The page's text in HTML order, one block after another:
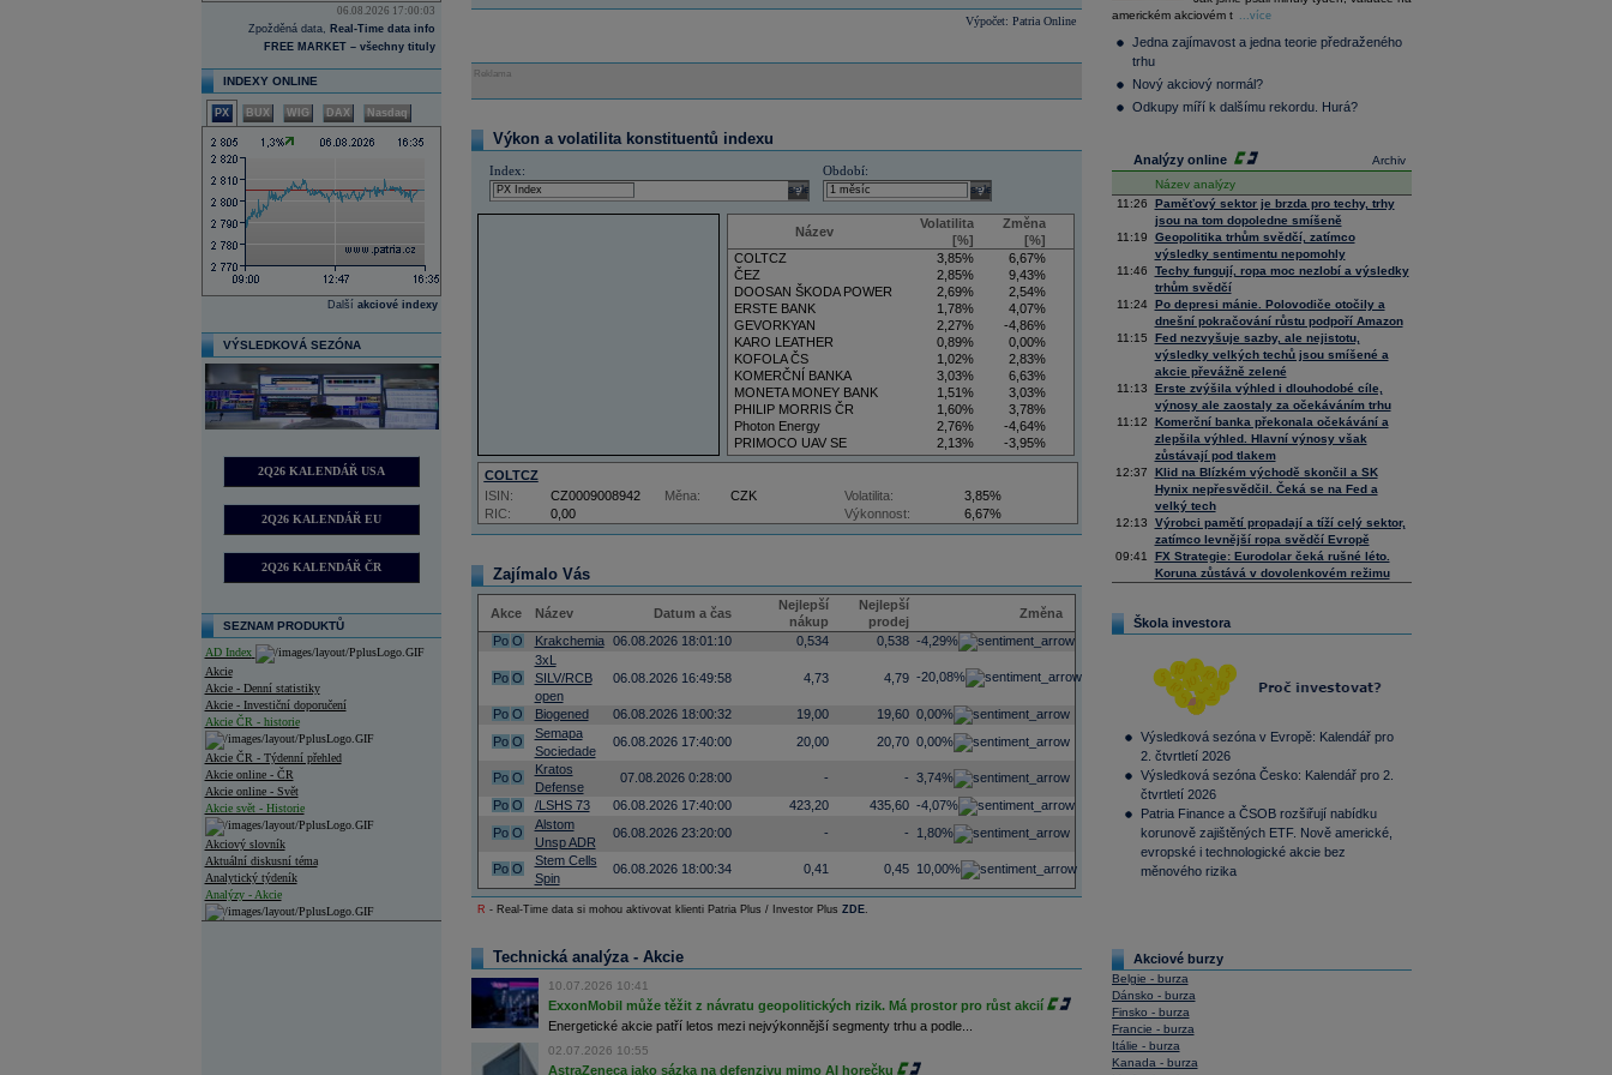
06.08.2026 17:00:03
Zpožděná data, Real-Time data info
FREE MARKET – všechny tituly
INDEXY ONLINE
PX BUX WIG DAX Nasdaq
Další akciové indexy
VÝSLEDKOVÁ SEZÓNA
2Q26 KALENDÁŘ USA
2Q26 KALENDÁŘ EU
2Q26 KALENDÁŘ ČR
SEZNAM PRODUKTŮ
AD Index
Akcie
Akcie - Denní statistiky
Akcie - Investiční doporučení
Akcie ČR - historie
Akcie ČR - Týdenní přehled
Akcie online - ČR
Akcie online - Svět
Akcie svět - Historie
Akciový slovník
Aktuální diskusní téma
Analytický týdeník
Analýzy - Akcie
Výpočet: Patria Online
Reklama
Výkon a volatilita konstituentů indexu
Index:
select
Období:
select
Název
Volatilita
[%]
Změna
[%]
COLTCZ
3,85%
6,67%
ČEZ
2,85%
9,43%
DOOSAN ŠKODA POWER
2,69%
2,54%
ERSTE BANK
1,78%
4,07%
GEVORKYAN
2,27%
-4,86%
KARO LEATHER
0,89%
0,00%
KOFOLA ČS
1,02%
2,83%
KOMERČNÍ BANKA
3,03%
6,63%
MONETA MONEY BANK
1,51%
3,03%
PHILIP MORRIS ČR
1,60%
3,78%
Photon Energy
2,76%
-4,64%
PRIMOCO UAV SE
2,13%
-3,95%
VIG
3,50%
5,88%
COLTCZ
RIC: 0,00
ISIN: CZ0009008942 Měna: CZK Volatilita:
3,85%
Výkonnost:
6,67%
Zajímalo Vás
Akce Název Datum a čas
Nejlepší
nákup
Nejlepší
prodej
Změna
Po O Krakchemia 06.08.2026 18:01:10 0,534 0,538 -4,29%
Po O
3xL
SILV/RCB
open
06.08.2026 16:49:58 4,73 4,79 -20,08%
Po O Biogened 06.08.2026 18:00:32 19,00 19,60 0,00%
Po O
Semapa
Sociedade
06.08.2026 17:40:00 20,00 20,70 0,00%
Po O
Kratos
Defense
07.08.2026 0:28:00 - - 3,74%
Po O /LSHS 73 06.08.2026 17:40:00 423,20 435,60 -4,07%
Po O
Alstom
Unsp ADR
06.08.2026 23:20:00 - - 1,80%
Po O
Stem Cells
Spin
06.08.2026 18:00:34 0,41 0,45 10,00%
R - Real-Time data si mohou aktivovat klienti Patria Plus / Investor Plus ZDE.
Technická analýza - Akcie
10.07.2026 10:41
ExxonMobil může těžit z návratu geopolitických rizik. Má prostor pro růst akcií
Energetické akcie patří letos mezi nejvýkonnější segmenty trhu a podle...
02.07.2026 10:55
AstraZeneca jako sázka na defenzivu mimo AI horečku
Composite
36 128,57 -0,05
Tecdax
Performance
index
4 000,99
americkém akciovém t
...více
Jedna zajímavost a jedna teorie předraženého
trhu
Nový akciový normál?
Odkupy míří k dalšímu rekordu. Hurá?
Archiv
Analýzy online
Název analýzy
11:26
Paměťový sektor je brzda pro techy, trhy
jsou na tom dopoledne smíšeně
11:19
Geopolitika trhům svědčí, zatímco
výsledky sentimentu nepomohly
11:46
Techy fungují, ropa moc nezlobí a výsledky
trhům svědčí
11:24
Po depresi mánie. Polovodiče otočily a
dnešní pokračování růstu podpoří Amazon
11:15
Fed nezvyšuje sazby, ale nejistotu,
výsledky velkých techů jsou smíšené a
akcie převážně zelené
11:13
Erste zvýšila výhled i dlouhodobé cíle,
výnosy ale zaostaly za očekáváním trhu
11:12
Komerční banka překonala očekávání a
zlepšila výhled. Hlavní výnosy však
zůstávají pod tlakem
12:37
Klid na Blízkém východě skončil a SK
Hynix nepřesvědčil. Čeká se na Fed a
velký tech
12:13
Výrobci pamětí propadají a tíží celý sektor,
zatímco levnější ropa svědčí Evropě
09:41
FX Strategie: Eurodolar čeká rušné léto.
Koruna zůstává v dovolenkovém režimu
Škola investora
Výsledková sezóna v Evropě: Kalendář pro
2. čtvrtletí 2026
Výsledková sezóna Česko: Kalendář pro 2.
čtvrtletí 2026
Patria Finance a ČSOB rozšiřují nabídku
korunově zajištěných ETF. Nově americké,
evropské i technologické akcie bez
měnového rizika
Akciové burzy
Belgie - burza
Dánsko - burza
Finsko - burza
Francie - burza
Itálie - burza
Kanada - burza